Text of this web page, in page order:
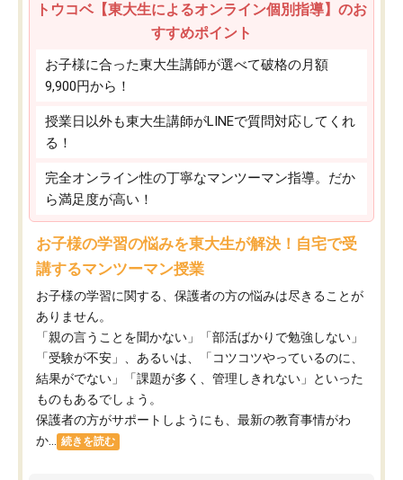
トウコベ【東大生によるオンライン個別指導】のお
すすめポイント
お子様に合った東大生講師が選べて破格の月額
9,900円から！
授業日以外も東大生講師がLINEで質問対応してくれ
る！
完全オンライン性の丁寧なマンツーマン指導。だか
ら満足度が高い！
お子様の学習の悩みを東大生が解決！自宅で受
講するマンツーマン授業
お子様の学習に関する、保護者の方の悩みは尽きることが
ありません。
「親の言うことを聞かない」「部活ばかりで勉強しない」
「受験が不安」、あるいは、「コツコツやっているのに、
結果がでない」「課題が多く、管理しきれない」といった
ものもあるでしょう。
保護者の方がサポートしようにも、最新の教育事情がわ
か...
続きを読む